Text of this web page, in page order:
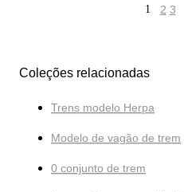
1 2 3
Coleções relacionadas
Trens modelo Herpa
Modelo de vagão de trem
0 conjunto de trem